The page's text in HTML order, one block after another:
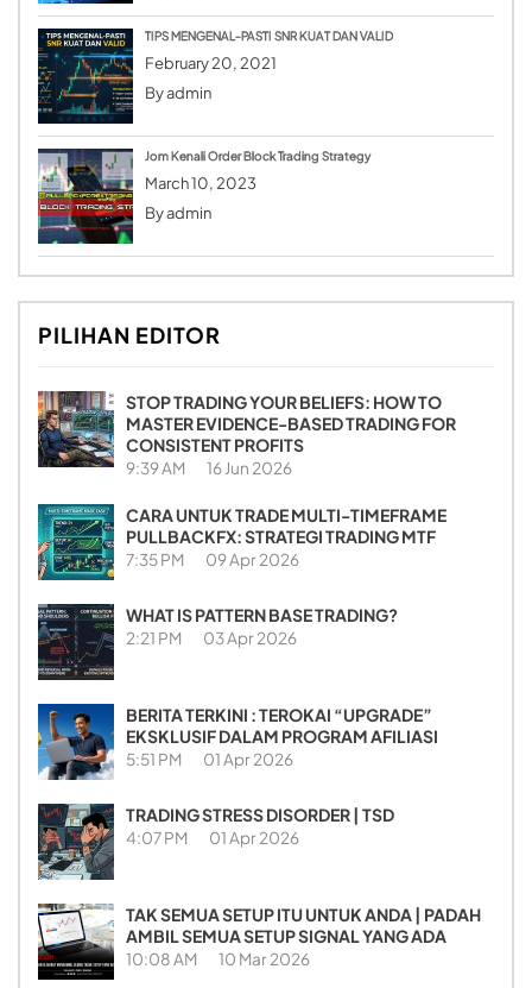
TIPS MENGENAL-PASTI SNR KUAT DAN VALID
February 20, 2021
Byadmin
Jom Kenali Order Block Trading Strategy
March 10, 2023
Byadmin
PILIHAN EDITOR
STOP TRADING YOUR BELIEFS: HOW TO
MASTER EVIDENCE-BASED TRADING FOR
CONSISTENT PROFITS
9:39 AM 16 Jun 2026
CARA UNTUK TRADE MULTI-TIMEFRAME
PULLBACKFX: STRATEGI TRADING MTF
7:35 PM 09 Apr 2026
WHAT IS PATTERN BASE TRADING?
2:21 PM 03 Apr 2026
BERITA TERKINI : TEROKAI “UPGRADE”
EKSKLUSIF DALAM PROGRAM AFILIASI
5:51 PM 01 Apr 2026
TRADING STRESS DISORDER | TSD
4:07 PM 01 Apr 2026
TAK SEMUA SETUP ITU UNTUK ANDA | PADAH
AMBIL SEMUA SETUP SIGNAL YANG ADA
10:08 AM 10 Mar 2026